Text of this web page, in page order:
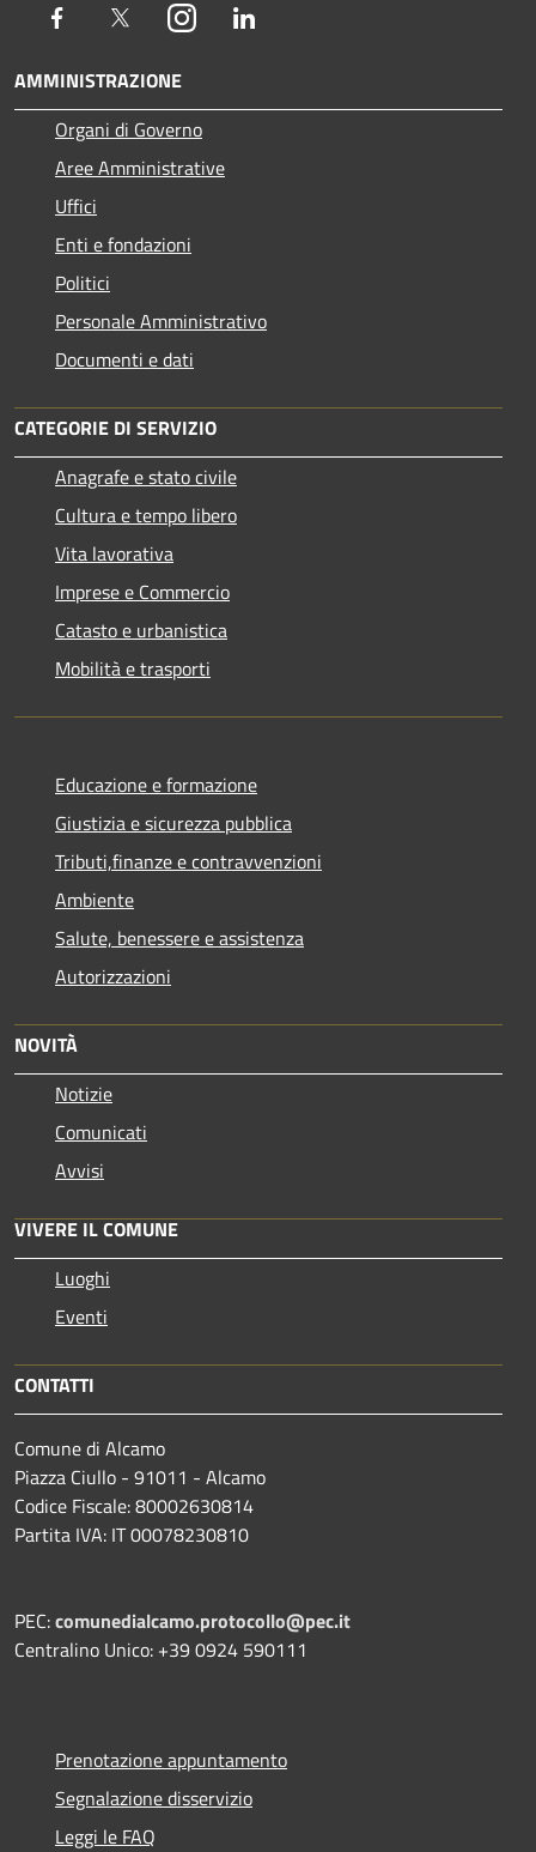
Facebook TwitterInstagram
AMMINISTRAZIONE
Organi di Governo
Aree Amministrative
Uffici
Enti e fondazioni
Politici
Personale Amministrativo
Documenti e dati
CATEGORIE DI SERVIZIO
Anagrafe e stato civile
Cultura e tempo libero
Vita lavorativa
Imprese e Commercio
Catasto e urbanistica
Mobilità e trasporti
Educazione e formazione
Giustizia e sicurezza pubblica
Tributi,finanze e contravvenzioni
Ambiente
Salute, benessere e assistenza
Autorizzazioni
NOVITÀ
Notizie
Comunicati
Avvisi
VIVERE IL COMUNE
Luoghi
Eventi
CONTATTI
Comune di Alcamo
Piazza Ciullo - 91011 - Alcamo
Codice Fiscale: 80002630814
Partita IVA: IT 00078230810
PEC:comunedialcamo.protocollo@pec.it
Centralino Unico: +39 0924 590111
Prenotazione appuntamento
Segnalazione disservizio
Leggi le FAQ